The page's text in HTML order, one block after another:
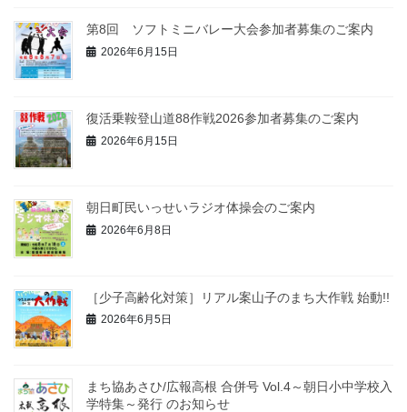
第8回 ソフトミニバレー大会参加者募集のご案内
2026年6月15日
復活乗鞍登山道88作戦2026参加者募集のご案内
2026年6月15日
朝日町民いっせいラジオ体操会のご案内
2026年6月8日
［少子高齢化対策］リアル案山子のまち大作戦 始動!!
2026年6月5日
まち協あさひ/広報高根 合併号 Vol.4～朝日小中学校入
学特集～発行 のお知らせ